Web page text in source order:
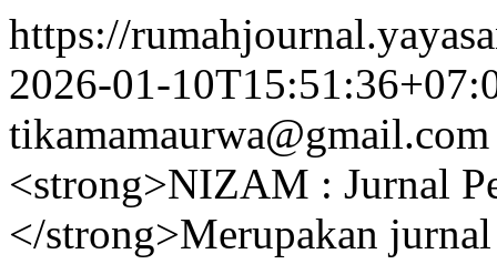
https://
2026-01-
tikamamaurwa@gmail.com
<strong>NIZAM : Jurnal
</strong>Merupakan